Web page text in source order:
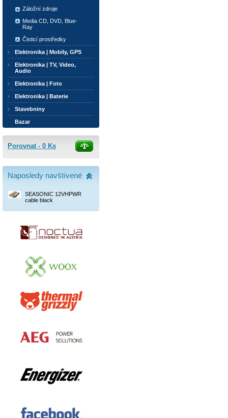
Záložní zdroje
Media CD, DVD, Blue-
Ray
Čisticí prostředky
Elektronika | Mobily, GPS
Elektronika | TV, Video,
Audio
Elektronika | Foto
Elektronika | Baterie
Stavebniny
Bazar
Porovnat - 0 Ks
Naposledy navštívené
SEASONIC 12VHPWR
cable black